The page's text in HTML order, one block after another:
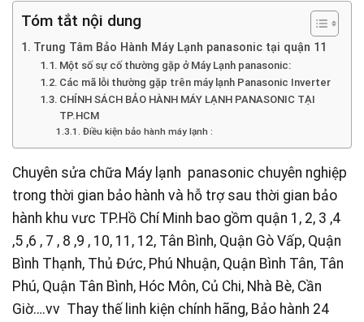
Tóm tắt nội dung
Trung Tâm Bảo Hành Máy Lạnh panasonic tại quận 11
Một số sự cố thường gặp ở Máy Lạnh panasonic:
Các mã lỗi thường gặp trên máy lạnh Panasonic Inverter
CHÍNH SÁCH BẢO HÀNH MÁY LẠNH PANASONIC TẠI
TP.HCM
Điều kiện bảo hành máy lạnh :
Chuyên sửa chữa Máy lạnh panasonic chuyên nghiệp
trong thời gian bảo hành và hỗ trợ sau thời gian bảo
hành khu vưc TP.Hồ Chí Minh bao gồm quận 1, 2, 3 ,4
,5 ,6 , 7 , 8 ,9 , 10, 11, 12, Tân Bình, Quận Gò Vấp, Quận
Bình Thạnh, Thủ Đức, Phú Nhuận, Quận Bình Tân, Tân
Phú, Quận Tân Bình, Hóc Môn, Củ Chi, Nhà Bè, Cần
Giờ….vv Thay thế linh kiện chính hãng, Bảo hành 24